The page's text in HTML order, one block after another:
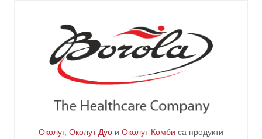
Околут, Околут Дуо и Околут Комби са продукти